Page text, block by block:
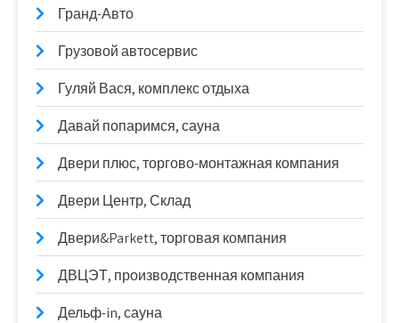
Гранд-Авто
Грузовой автосервис
Гуляй Вася, комплекс отдыха
Давай попаримся, сауна
Двери плюс, торгово-монтажная компания
Двери Центр, Склад
Двери&Parkett, торговая компания
ДВЦЭТ, производственная компания
Дельф-in, сауна